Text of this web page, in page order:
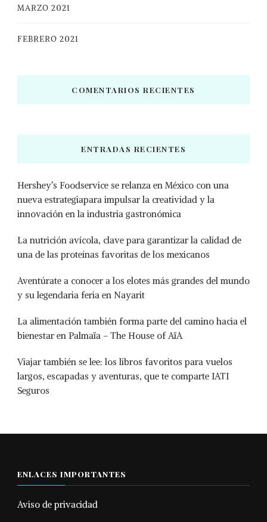
MARZO 2021
FEBRERO 2021
COMENTARIOS RECIENTES
ENTRADAS RECIENTES
Hershey’s Foodservice se relanza en México con una
nueva estrategiapara impulsar la creatividad y la
innovación en la industria gastronómica
La nutrición avícola, clave para garantizar la calidad de
una de las proteínas favoritas de los mexicanos
Aventúrate a conocer a los elotes más grandes del mundo
y su legendaria feria en Nayarit
La alimentación también forma parte del camino hacia el
bienestar en Palmaïa – The House of AïA
Viajar también se lee: los libros favoritos para vuelos
largos, escapadas y aventuras, que te comparte IATI
Seguros
ENLACES IMPORTANTES
Aviso de privacidad